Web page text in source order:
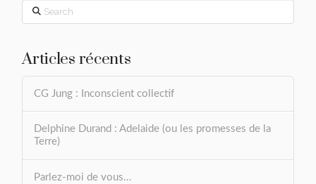
Search
Articles récents
CG Jung : Inconscient collectif
Delphine Durand : Adelaide (ou les promesses de la
Terre)
Parlez-moi de vous…